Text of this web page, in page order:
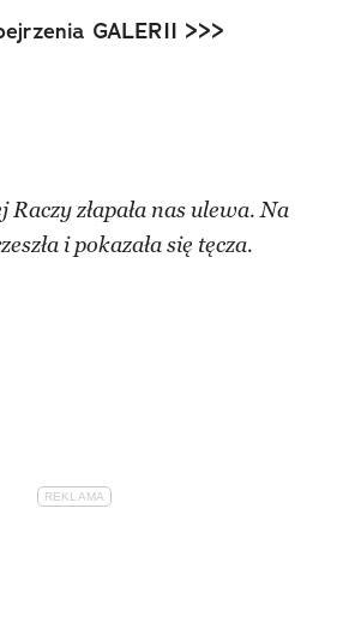
GALERII >>>
złapała nas ulewa. Na
i pokazała się tęcza.